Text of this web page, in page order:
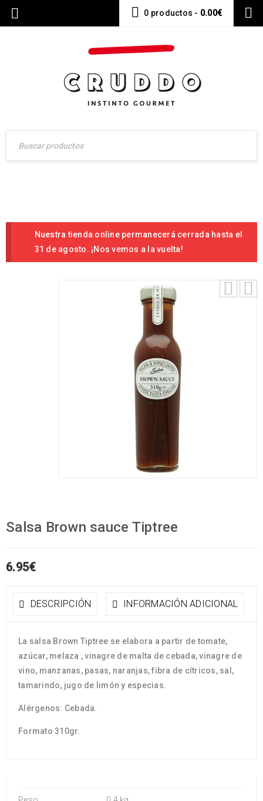
0 productos - 0.00€
Nuestra tienda online permanecerá cerrada hasta el
31 de agosto. ¡Nos vemos a la vuelta!
Salsa Brown sauce Tiptree
6.95€
DESCRIPCIÓN INFORMACIÓN ADICIONAL
La salsa Brown Tiptree se elabora a partir de tomate,
azúcar, melaza , vinagre de malta de cebada, vinagre de
vino, manzanas, pasas, naranjas, fibra de cítricos, sal,
tamarindo, jugo de limón y especias.
Alérgenos: Cebada.
Formato 310gr.